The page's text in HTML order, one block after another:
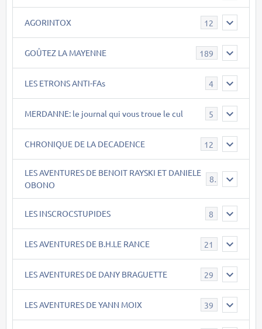
AGORINTOX 12
GOÛTEZ LA MAYENNE 189
LES ETRONS ANTI-FAs 4
MERDANNE: le journal qui vous troue le cul 5
CHRONIQUE DE LA DECADENCE 12
LES AVENTURES DE BENOIT RAYSKI ET DANIELE
OBONO
8
LES INSCROCSTUPIDES 8
LES AVENTURES DE B.H.LE RANCE 21
LES AVENTURES DE DANY BRAGUETTE 29
LES AVENTURES DE YANN MOIX 39